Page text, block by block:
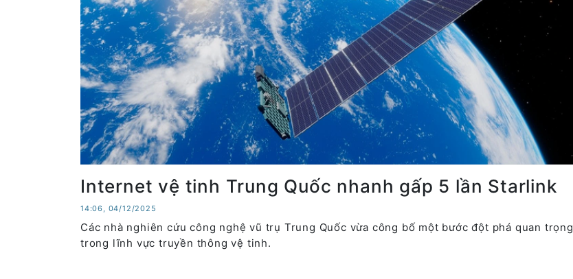
Internet vệ tinh Trung Quốc nhanh gấp 5 lần Starlink
14:06, 04/12/2025
Các nhà nghiên cứu công nghệ vũ trụ Trung Quốc vừa công bố một bước đột phá quan trọng
trong lĩnh vực truyền thông vệ tinh.